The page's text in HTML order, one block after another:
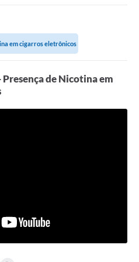
em cigarros eletrônicos
Presença de Nicotina em